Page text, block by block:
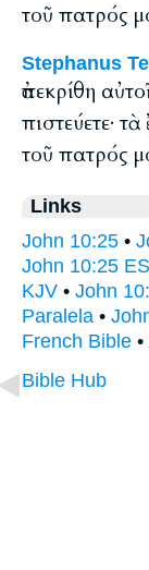
τοῦ πατρός
Stephanus
ἀπεκρίθη
πιστεύετε·
τοῦ πατρός
Links
John 10:25 •
John 10:25
KJV • John
Paralela •
French Bible •
Bible Hub